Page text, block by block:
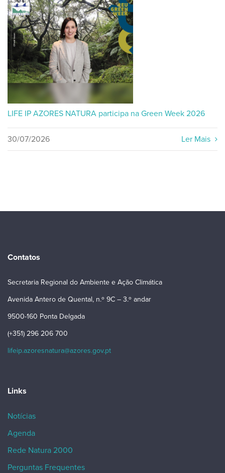
LIFE IP AZORES NATURA participa na Green Week 2026
30/07/2026 Ler Mais
Contatos
Secretaria Regional do Ambiente e Ação Climática
Avenida Antero de Quental, n.º 9C – 3.º andar
9500-160 Ponta Delgada
(+351) 296 206 700
lifeip.azoresnatura@azores.gov.pt
Links
Notícias
Agenda
Rede Natura 2000
Perguntas Frequentes